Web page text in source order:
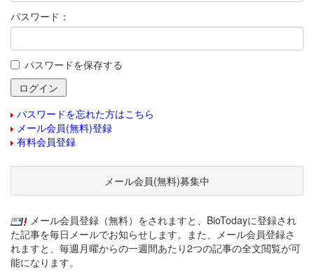
パスワード：
パスワードを保存する
パスワードを忘れた方はこちら
メール会員(無料)登録
有料会員登録
メール会員(無料)募集中
メール会員登録（無料）をされますと、BioTodayに登録され
た記事を毎日メールでお知らせします。また、メール会員登録さ
れますと、毎週月曜からの一週間あたり2つの記事の全文閲覧が可
能になります。